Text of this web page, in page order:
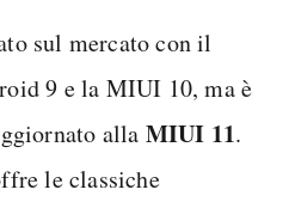
sul mercato con il
9 e la MIUI 10, ma è
alla MIUI 11.
le classiche